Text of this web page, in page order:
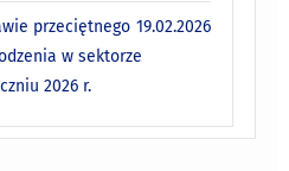
19.02.2026
przeciętnego
w sektorze
2026 r.